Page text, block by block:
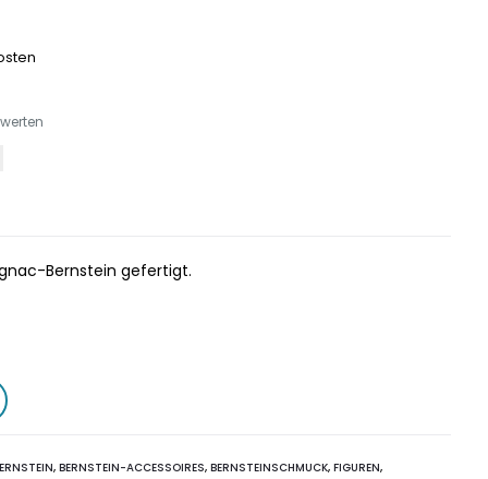
Bernstein gefertigt.
, BERNSTEIN-ACCESSOIRES, BERNSTEINSCHMUCK, FIGUREN,